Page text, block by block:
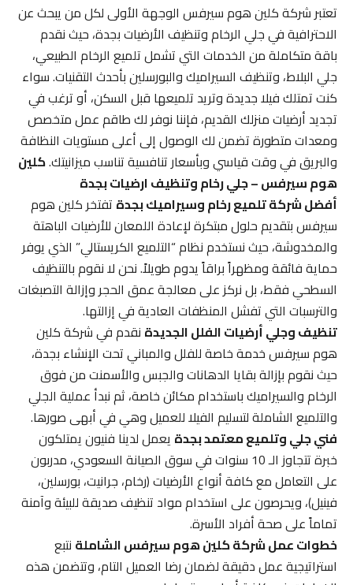
تعتبر شركة كلين هوم سيرفس الوجهة الأولى لكل من يبحث عن
الاحترافية في جلي الرخام وتنظيف الأرضيات بجدة، حيث نقدم
باقة متكاملة من الخدمات التي تشمل تلميع الرخام الطبيعي،
جلي البلاط، وتنظيف السيراميك والبورسلين بأحدث التقنيات. سواء
كنت تمتلك فيلا جديدة وتريد تلميعها قبل السكن، أو ترغب في
تجديد أرضيات منزلك القديم، فإننا نوفر لك طاقم عمل متخصص
ومعدات متطورة تضمن لك الوصول إلى أعلى مستويات النظافة
والبريق في وقت قياسي وبأسعار تنافسية تناسب ميزانيتك.كلين
هوم سيرفس – جلي رخام وتنظيف ارضيات بجدة
أفضل شركة تلميع رخام وسيراميك بجدةتفتخر كلين هوم
سيرفس بتقديم حلول مبتكرة لإعادة اللمعان للأرضيات الباهتة
والمخدوشة، حيث نستخدم نظام “التلميع الكريستالي” الذي يوفر
حماية فائقة ومظهراً براقاً يدوم طويلاً. نحن لا نقوم بالتنظيف
السطحي فقط، بل نركز على معالجة عمق الحجر وإزالة التصبغات
والترسبات التي تفشل المنظفات العادية في إزالتها.
تنظيف وجلي أرضيات الفلل الجديدةنقدم في شركة كلين
هوم سيرفس خدمة خاصة للفلل والمباني تحت الإنشاء بجدة،
حيث نقوم بإزالة بقايا الدهانات والجبس والأسمنت من فوق
الرخام والسيراميك باستخدام مكائن خاصة، ثم نبدأ عملية الجلي
والتلميع الشاملة لتسليم الفيلا للعميل وهي في أبهى صورها.
فني جلي وتلميع معتمد بجدةيعمل لدينا فنيون يمتلكون
خبرة تتجاوز الـ 10 سنوات في سوق الصيانة السعودي، مدربون
على التعامل مع كافة أنواع الأرضيات (رخام، جرانيت، بورسلين،
فينيل)، ويحرصون على استخدام مواد تنظيف صديقة للبيئة وآمنة
تماماً على صحة أفراد الأسرة.
خطوات عمل شركة كلين هوم سيرفس الشاملةنتبع
استراتيجية عمل دقيقة لضمان رضا العميل التام، وتتضمن هذه